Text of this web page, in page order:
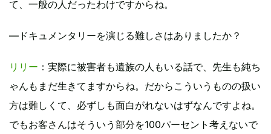
て、一般の人だったわけですからね。
―ドキュメンタリーを演じる難しさはありましたか？
リリー ：実際に被害者も遺族の人もいる話で、先生も純ち
ゃんもまだ生きてますからね。だからこういうものの扱い
方は難しくて、必ずしも面白がれないはずなんですよね。
でもお客さんはそういう部分を100パーセント考えないで